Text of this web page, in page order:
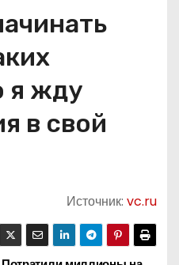
я жду
в свой
Источник:vc.ru